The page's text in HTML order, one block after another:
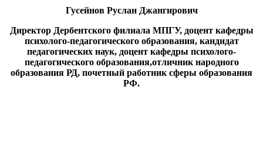
Гусейнов Руслан Джангирович
Директор Дербентского филиала МПГУ, доцент кафедры
психолого-педагогического образования, кандидат
педагогических наук, доцент кафедры психолого-
педагогического образования,отличник народного
образования РД, почетный работник сферы образования
РФ.